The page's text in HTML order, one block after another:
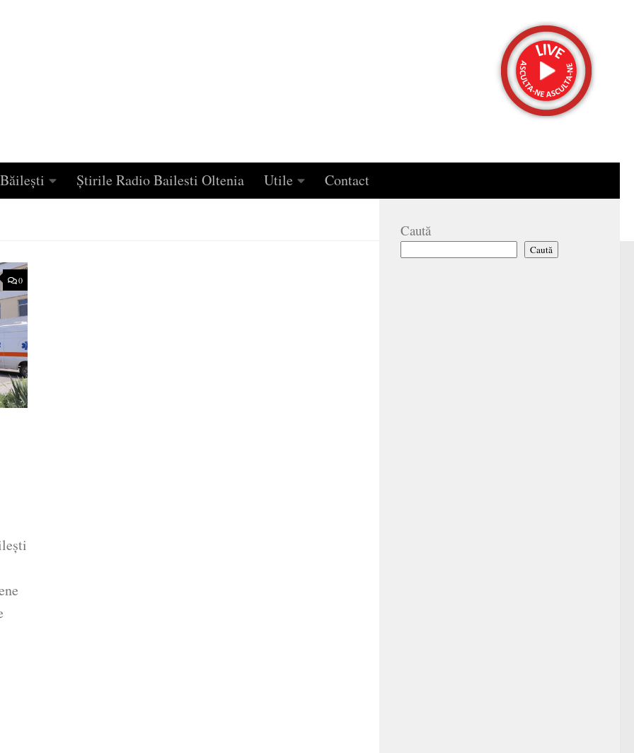
Știrile Radio Bailesti Oltenia Utile Contact
0
Caută
Caută